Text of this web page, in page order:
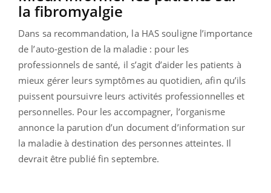
la fibromyalgie
Dans sa recommandation, la HAS souligne l’importance
de l’auto-gestion de la maladie : pour les
professionnels de santé, il s’agit d’aider les patients à
mieux gérer leurs symptômes au quotidien, afin qu’ils
puissent poursuivre leurs activités professionnelles et
personnelles. Pour les accompagner, l’organisme
annonce la parution d’un document d’information sur
la maladie à destination des personnes atteintes. Il
devrait être publié fin septembre.